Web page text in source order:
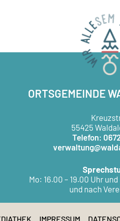
ORTSGEMEINDE
55425
Telefon:
Mo: 16.00 – 19.00 Uhr
und nach
IMPRESSUM